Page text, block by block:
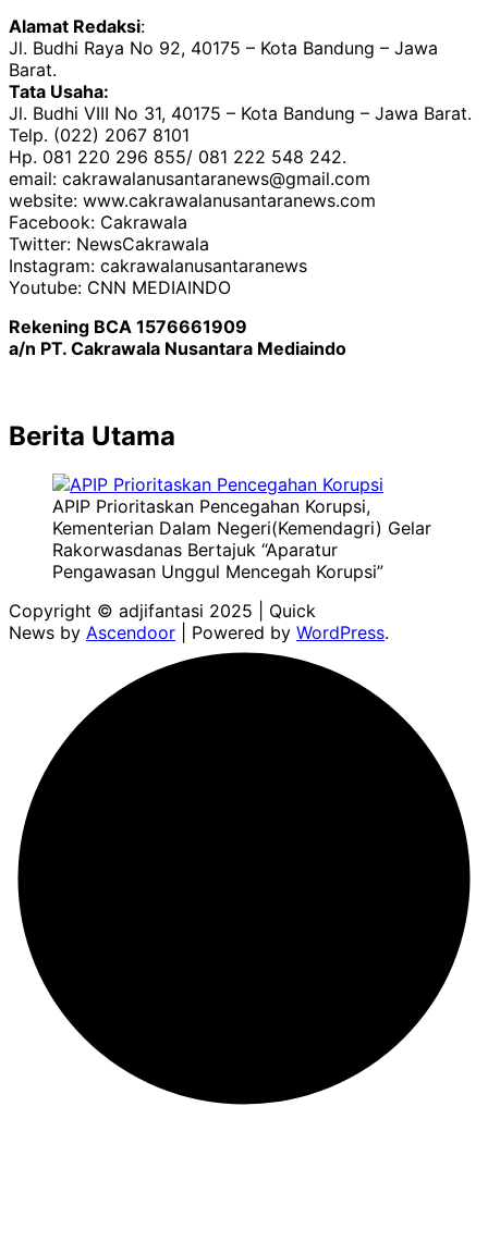
Alamat Redaksi:
Jl. Budhi Raya No 92, 40175 – Kota Bandung – Jawa
Barat.
Tata Usaha:
Jl. Budhi VIII No 31, 40175 – Kota Bandung – Jawa Barat.
Telp. (022) 2067 8101
Hp. 081 220 296 855/ 081 222 548 242.
email: cakrawalanusantaranews@gmail.com
website: www.cakrawalanusantaranews.com
Facebook: Cakrawala
Twitter: NewsCakrawala
Instagram: cakrawalanusantaranews
Youtube: CNN MEDIAINDO
Rekening BCA 1576661909
a/n PT. Cakrawala Nusantara Mediaindo
Berita Utama
APIP Prioritaskan Pencegahan Korupsi,
Kementerian Dalam Negeri(Kemendagri) Gelar
Rakorwasdanas Bertajuk “Aparatur
Pengawasan Unggul Mencegah Korupsi”
Copyright © adjifantasi 2025 | Quick
News by Ascendoor | Powered by WordPress.